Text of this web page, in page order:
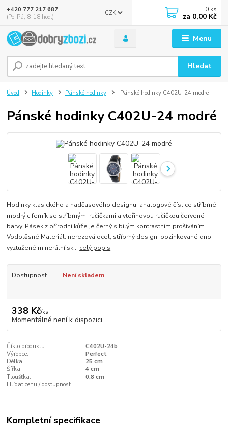
Menu
CZK
Hledat
+420 777 217 687
(Po-Pá, 8-18 hod.)
0 ks
za 0,00 Kč
Úvod Hodinky Pánské hodinky Pánské hodinky C402U-24 modré
Pánské hodinky C402U-24 modré
Hodinky klasického a nadčasového designu, analogové číslice stříbrné,
modrý ciferník se stříbrnými ručičkami a vteřinovou ručičkou červené
barvy. Pásek z přírodní kůže je černý s bílým kontrastním prošíváním.
Vodotěsné Materiál: nerezová ocel, stříbrný design, pozinkované dno,
vyztužené minerální sk... celý popis
Dostupnost Není skladem
338 Kč/ks
Momentálně není k dispozici
Číslo produktu:
C402U-24b
Výrobce:
Perfect
Délka:
25 cm
Šířka:
4 cm
Tloušťka:
0,8 cm
Hlídat cenu / dostupnost
Kompletní specifikace